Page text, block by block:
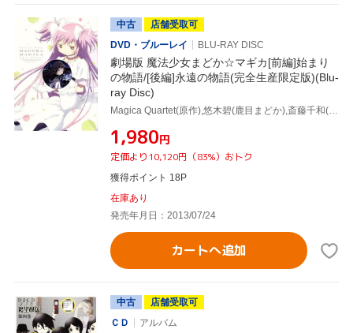
中古
店舗受取可
DVD・ブルーレイ
BLU-RAY DISC
劇場版 魔法少女まどか☆マギカ[前編]始まり
の物語/[後編]永遠の物語(完全生産限定版)(Blu-
ray Disc)
Magica Quartet(原作),悠木碧(鹿目まどか),斎藤千和(暁美ほむら),水橋かおり(巴マミ),岸田隆宏(キャラクターデザイン),谷口淳一郎(キャラクターデザイン),梶浦由記(音楽)
¥1,980円
定価より10,120円（83%）おトク
獲得ポイント 18P
在庫あり
発売年月日：2013/07/24
カートへ追加
中古
店舗受取可
ＣＤ
アルバム